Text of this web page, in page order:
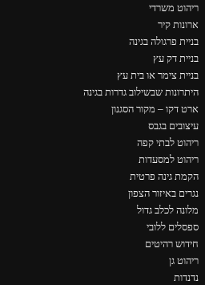
ריהוט משרדי
ארונות קיר
בניית פרגולה בגינה
בניית דק עץ
בניית צימר או בית עץ
היתרונות שבשילוב גדרות בגינה
ארט דקו – מקור הסגנון
עיצובים בגבס
ריהוט לבתי קפה
ריהוט למסעדות
הקמת גינה פרטית
נגרים באיזור הצפון
מלונה לכלב גדול
ספסלים ללובי
חידוש רהיטים
ריהוט גן
נדנדות